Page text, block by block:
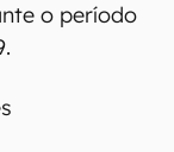
o período